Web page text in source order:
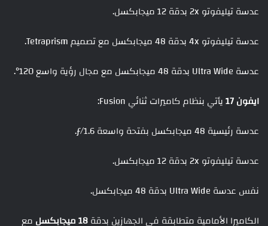
عدسة تيليفوتو 2x بدقة 12 ميجابكسل.
عدسة تيليفوتو 4x بدقة 48 ميجابكسل مع تصميم Tetraprism.
عدسة Ultra Wide بدقة 48 ميجابكسل مع مجال رؤية واسع 120°.
ايفون 17
يأتي بنظام كاميرات ثنائي Fusion:
عدسة رئيسية 48 ميجابكسل بفتحة واسعة ƒ/1.6.
عدسة تيليفوتو 2x بدقة 12 ميجابكسل.
نفس عدسة Ultra Wide بدقة 48 ميجابكسل.
الكاميرا الأمامية متطابقة في الجهازين بدقة18 ميجابكسل
مع